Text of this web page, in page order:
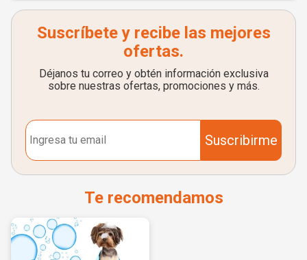
Suscríbete y recibe las mejores
ofertas.
Déjanos tu correo y obtén información exclusiva
sobre nuestras ofertas, promociones y más.
Suscribirme
Te recomendamos